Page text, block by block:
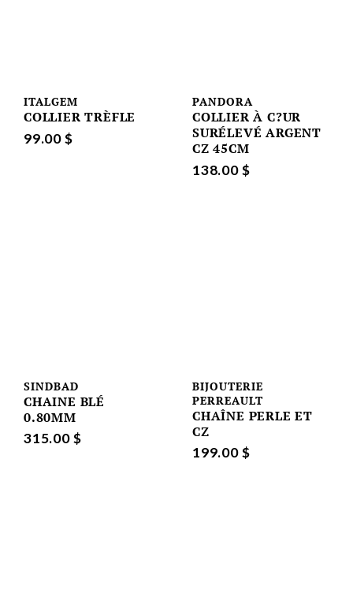
ITALGEM
COLLIER TRÈFLE
99.00 $
PANDORA
COLLIER À C?UR
SURÉLEVÉ ARGENT
CZ 45CM
138.00 $
SINDBAD
CHAINE BLÉ
0.80MM
315.00 $
BIJOUTERIE
PERREAULT
CHAÎNE PERLE ET
CZ
199.00 $